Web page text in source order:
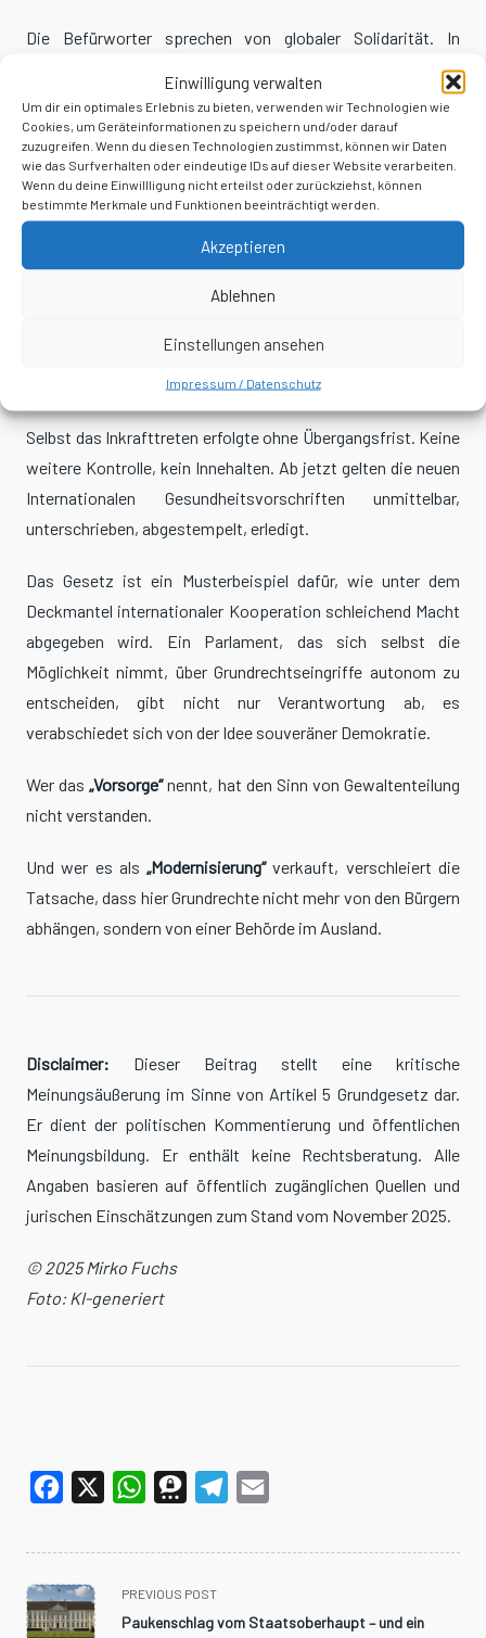
Einwilligung verwalten
Um dir ein optimales Erlebnis zu bieten, verwenden wir Technologien wie
Cookies, um Geräteinformationen zu speichern und/oder darauf
zuzugreifen. Wenn du diesen Technologien zustimmst, können wir Daten
wie das Surfverhalten oder eindeutige IDs auf dieser Website verarbeiten.
Wenn du deine Einwillligung nicht erteilst oder zurückziehst, können
bestimmte Merkmale und Funktionen beeinträchtigt werden.
Akzeptieren
Ablehnen
Einstellungen ansehen
Impressum / Datenschutz
Die Befürworter sprechen von globaler Solidarität. In
Wahrheit bedeutet das Gesetz, dass Deutschland seine
verfassungsmäßige Eigenständigkeit bei
Gesundheitsfragen künftig an ein fremdes Gremium bindet,
das weder hier haftet noch gewählt wird.
Die körperliche Unversehrtheit, die persönliche Freiheit, das
Briefgeheimnis, all das kann nun im
ausgesetzt werden. Wer festlegt, wann ein solcher Fall
Nicht der Bundestag, sondern die WHO.
Damit rückt das Grundgesetz in den Hintergrund, sobald in
„Gesundheitsnotstand“sagt.
Selbst das Inkrafttreten erfolgte ohne Übergangsfrist. Keine
weitere Kontrolle, kein Innehalten. Ab jetzt gelten die neuen
Internationalen Gesundheitsvorschriften unmittelbar,
unterschrieben, abgestempelt, erledigt.
Das Gesetz ist ein Musterbeispiel dafür, wie unter dem
Deckmantel internationaler Kooperation schleichend Macht
abgegeben wird. Ein Parlament, das sich selbst die
Möglichkeit nimmt, über Grundrechtseingriffe autonom zu
entscheiden, gibt nicht nur Verantwortung ab, es
verabschiedet sich von der Idee souveräner Demokratie.
Wer das„Vorsorge“nennt, hat den Sinn von Gewaltenteilung
nicht verstanden.
Und wer es als„Modernisierung“verkauft, verschleiert die
Tatsache, dass hier Grundrechte nicht mehr von den Bürgern
abhängen, sondern von einer Behörde im Ausland.
Disclaimer: Dieser Beitrag stellt eine kritische
Meinungsäußerung im Sinne von Artikel 5 Grundgesetz dar.
Er dient der politischen Kommentierung und öffentlichen
Meinungsbildung. Er enthält keine Rechtsberatung. Alle
Angaben basieren auf öffentlich zugänglichen Quellen und
jurischen Einschätzungen zum Stand vom November 2025.
© 2025 Mirko Fuchs
Foto: KI-generiert
Facebook WhatsAppThreemaTelegram
<span
class="nav-
PREVIOUS POST
Paukenschlag vom Staatsoberhaupt – und ein